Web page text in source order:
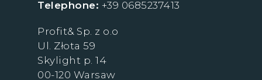
Telephone: +39 0685237413
Profit& Sp. z o.o
Ul. Złota 59
Skylight p. 14
00-120 Warsaw